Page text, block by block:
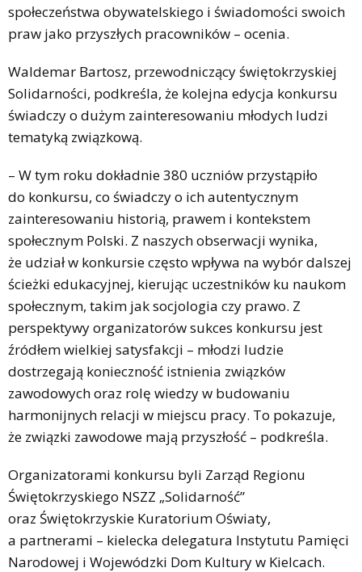
społeczeństwa obywatelskiego i świadomości swoich
praw jako przyszłych pracowników – ocenia.
Waldemar Bartosz, przewodniczący świętokrzyskiej
Solidarności, podkreśla, że kolejna edycja konkursu
świadczy o dużym zainteresowaniu młodych ludzi
tematyką związkową.
– W tym roku dokładnie 380 uczniów przystąpiło
do konkursu, co świadczy o ich autentycznym
zainteresowaniu historią, prawem i kontekstem
społecznym Polski. Z naszych obserwacji wynika,
że udział w konkursie często wpływa na wybór dalszej
ścieżki edukacyjnej, kierując uczestników ku naukom
społecznym, takim jak socjologia czy prawo. Z
perspektywy organizatorów sukces konkursu jest
źródłem wielkiej satysfakcji – młodzi ludzie
dostrzegają konieczność istnienia związków
zawodowych oraz rolę wiedzy w budowaniu
harmonijnych relacji w miejscu pracy. To pokazuje,
że związki zawodowe mają przyszłość – podkreśla.
Organizatorami konkursu byli Zarząd Regionu
Świętokrzyskiego NSZZ „Solidarność”
oraz Świętokrzyskie Kuratorium Oświaty,
a partnerami – kielecka delegatura Instytutu Pamięci
Narodowej i Wojewódzki Dom Kultury w Kielcach.